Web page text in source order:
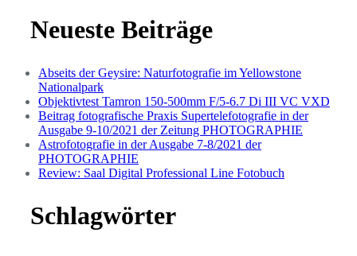
Neueste Beiträge
Abseits der Geysire: Naturfotografie im Yellowstone
Nationalpark
Objektivtest Tamron 150-500mm F/5-6.7 Di III VC VXD
Beitrag fotografische Praxis Supertelefotografie in der
Ausgabe 9-10/2021 der Zeitung PHOTOGRAPHIE
Astrofotografie in der Ausgabe 7-8/2021 der
PHOTOGRAPHIE
Review: Saal Digital Professional Line Fotobuch
Schlagwörter